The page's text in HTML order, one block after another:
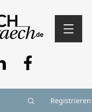
Registrieren